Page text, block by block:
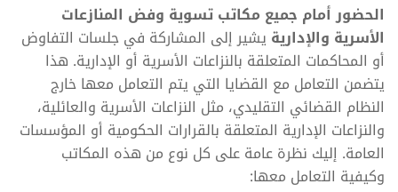
الحضور أمام جميع مكاتب تسوية وفض المنازعات
الأسرية والإدارية يشير إلى المشاركة في جلسات التفاوض
أو المحاكمات المتعلقة بالنزاعات الأسرية أو الإدارية. هذا
يتضمن التعامل مع القضايا التي يتم التعامل معها خارج
النظام القضائي التقليدي، مثل النزاعات الأسرية والعائلية،
والنزاعات الإدارية المتعلقة بالقرارات الحكومية أو المؤسسات
العامة. إليك نظرة عامة على كل نوع من هذه المكاتب
وكيفية التعامل معها: